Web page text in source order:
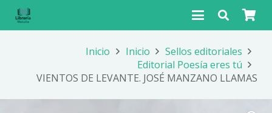
Inicio Inicio
Sellos editoriales
Editorial Poesía eres tú
VIENTOS DE LEVANTE. JOSÉ MANZANO LLAMAS